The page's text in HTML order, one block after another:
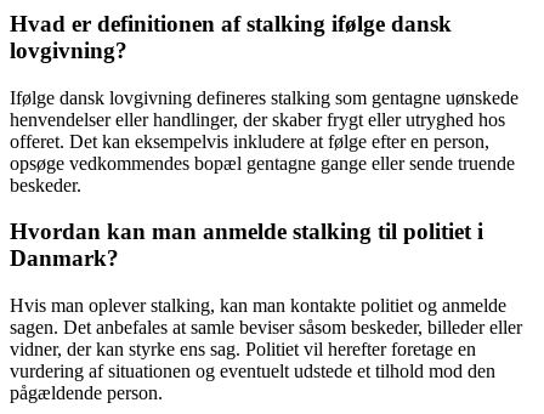
Hvad er definitionen af stalking ifølge dansk
lovgivning?
Ifølge dansk lovgivning defineres stalking som gentagne uønskede
henvendelser eller handlinger, der skaber frygt eller utryghed hos
offeret. Det kan eksempelvis inkludere at følge efter en person,
opsøge vedkommendes bopæl gentagne gange eller sende truende
beskeder.
Hvordan kan man anmelde stalking til politiet i
Danmark?
Hvis man oplever stalking, kan man kontakte politiet og anmelde
sagen. Det anbefales at samle beviser såsom beskeder, billeder eller
vidner, der kan styrke ens sag. Politiet vil herefter foretage en
vurdering af situationen og eventuelt udstede et tilhold mod den
pågældende person.